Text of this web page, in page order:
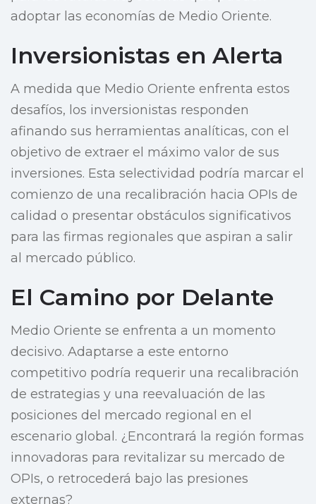
adoptar las economías de Medio Oriente.
Inversionistas en Alerta
A medida que Medio Oriente enfrenta estos
desafíos, los inversionistas responden
afinando sus herramientas analíticas, con el
objetivo de extraer el máximo valor de sus
inversiones. Esta selectividad podría marcar el
comienzo de una recalibración hacia OPIs de
calidad o presentar obstáculos significativos
para las firmas regionales que aspiran a salir
al mercado público.
El Camino por Delante
Medio Oriente se enfrenta a un momento
decisivo. Adaptarse a este entorno
competitivo podría requerir una recalibración
de estrategias y una reevaluación de las
posiciones del mercado regional en el
escenario global. ¿Encontrará la región formas
innovadoras para revitalizar su mercado de
OPIs, o retrocederá bajo las presiones
externas?